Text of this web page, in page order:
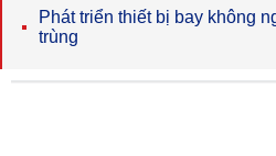
Phát triển thiết bị bay không
trùng